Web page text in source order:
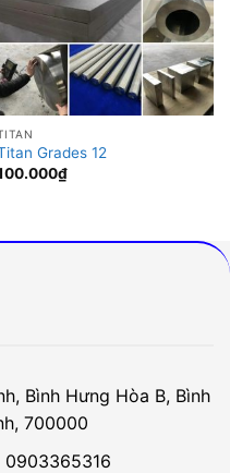
Grades 12
₫
Bình Hưng Hòa B, Bình
700000
0903365316